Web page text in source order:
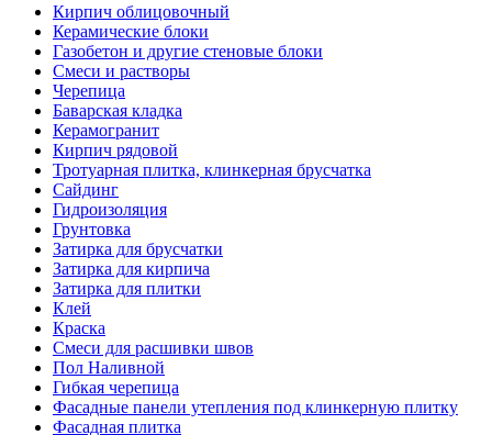
Кирпич облицовочный
Керамические блоки
Газобетон и другие стеновые блоки
Смеси и растворы
Черепица
Баварская кладка
Керамогранит
Кирпич рядовой
Тротуарная плитка, клинкерная брусчатка
Сайдинг
Гидроизоляция
Грунтовка
Затирка для брусчатки
Затирка для кирпича
Затирка для плитки
Клей
Краска
Смеси для расшивки швов
Пол Наливной
Гибкая черепица
Фасадные панели утепления под клинкерную плитку
Фасадная плитка